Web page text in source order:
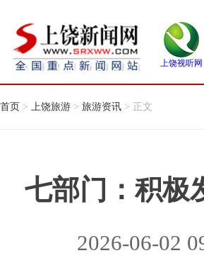
上饶视听网
首页 > 上饶旅游 > 旅游资讯 > 正文
七部门：积极
2026-06-02